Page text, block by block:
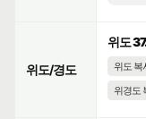
위도/경도
위도
위도 복
위경도